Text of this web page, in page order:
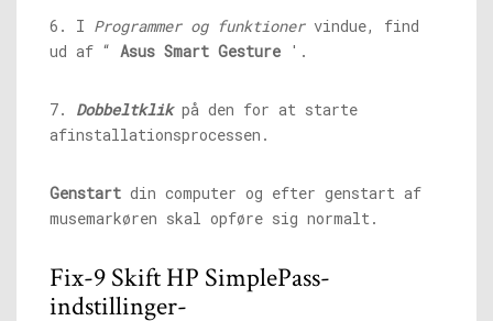
6. I Programmer og funktionervindue, find
ud af “ Asus Smart Gesture '.
7. Dobbeltklik på den for at starte
afinstallationsprocessen.
Genstart din computer og efter genstart af
musemarkøren skal opføre sig normalt.
Fix-9 Skift HP SimplePass-
indstillinger-